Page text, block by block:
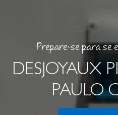
Prepare-se para se
DESJOYAUX
PAULO